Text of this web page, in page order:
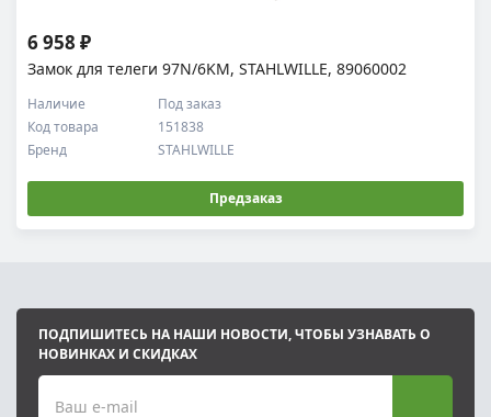
Замок для телеги 97N/6KM, STAHLWILLE, 89060002
Код товара 151838
Наличие Под заказ
Бренд STAHLWILLE
6 958 ₽
Предзаказ
ПОДПИШИТЕСЬ НА НАШИ НОВОСТИ, ЧТОБЫ УЗНАВАТЬ О
НОВИНКАХ И СКИДКАХ
Ваш e-mail